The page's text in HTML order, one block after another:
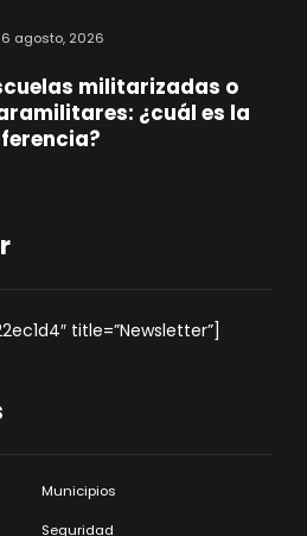
6 agosto, 2026
militarizadas o
¿cuál es la
title=”Newsletter”]
Municipios
Seguridad